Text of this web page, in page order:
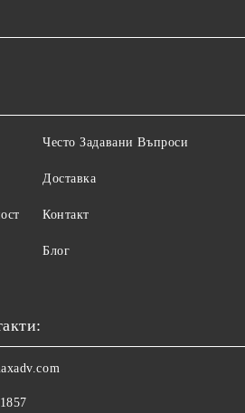
Често Задавани Въпроси
Доставка
Контакт
Блог